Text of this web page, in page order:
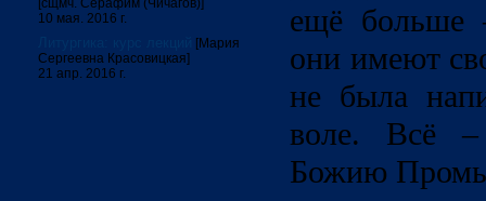
[сщмч. Серафим (Чичагов)]
10 мая. 2016 г.
[Мария
Сергеевна Красовицкая]
21 апр. 2016 г.
ещё больше
они имеют
не была
воле. Всё –
Божию